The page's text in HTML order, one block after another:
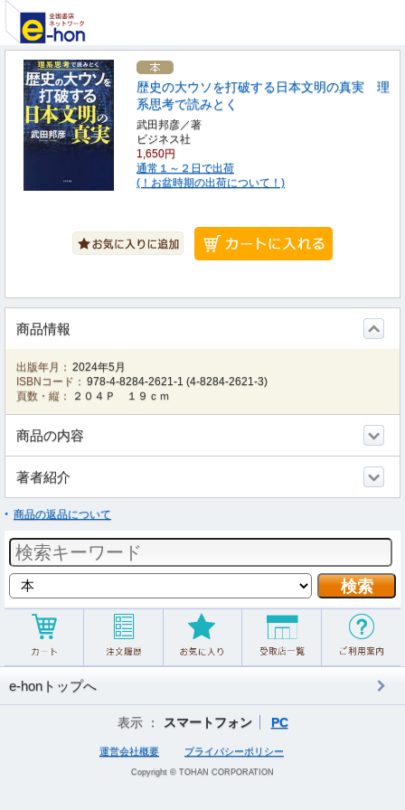
歴史の大ウソを打破する日本文明の真実 理
系思考で読みとく
武田邦彦／著
ビジネス社
1,650円
通常１～２日で出荷
(！お盆時期の出荷について！)
商品情報
出版年月： 2024年5月
ISBNコード： 978-4-8284-2621-1 (4-8284-2621-3)
頁数・縦：
２０４Ｐ １９ｃｍ
商品の内容
著者紹介
商品の返品について
e-honトップへ
表示 ： スマートフォン PC
運営会社概要 プライバシーポリシー
Copyright © TOHAN CORPORATION